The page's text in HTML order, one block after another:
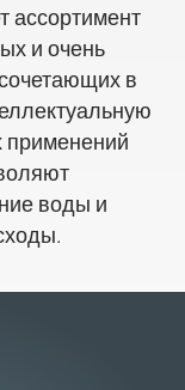
ассортимент
и очень
в
применений
воды и